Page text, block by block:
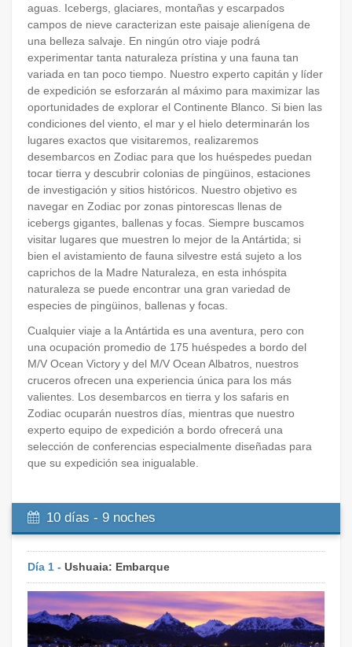
aguas. Icebergs, glaciares, montañas y escarpados
campos de nieve caracterizan este paisaje alienígena de
una belleza salvaje. En ningún otro viaje podrá
experimentar tanta naturaleza prístina y una fauna tan
variada en tan poco tiempo. Nuestro experto capitán y líder
de expedición se esforzarán al máximo para maximizar las
oportunidades de explorar el Continente Blanco. Si bien las
condiciones del viento, el mar y el hielo determinarán los
lugares exactos que visitaremos, realizaremos
desembarcos en Zodiac para que los huéspedes puedan
tocar tierra y descubrir colonias de pingüinos, estaciones
de investigación y sitios históricos. Nuestro objetivo es
navegar en Zodiac por zonas pintorescas llenas de
icebergs gigantes, ballenas y focas. Siempre buscamos
visitar lugares que muestren lo mejor de la Antártida; si
bien el avistamiento de fauna silvestre está sujeto a los
caprichos de la Madre Naturaleza, en esta inhóspita
naturaleza se puede encontrar una gran variedad de
especies de pingüinos, ballenas y focas.
Cualquier viaje a la Antártida es una aventura, pero con
una ocupación promedio de 175 huéspedes a bordo del
M/V Ocean Victory y del M/V Ocean Albatros, nuestros
cruceros ofrecen una experiencia única para los más
valientes. Los desembarcos en tierra y los safaris en
Zodiac ocuparán nuestros días, mientras que nuestro
experto equipo de expedición a bordo ofrecerá una
selección de conferencias especialmente diseñadas para
que su expedición sea inigualable.
10 días - 9 noches
Día 1 - Ushuaia: Embarque